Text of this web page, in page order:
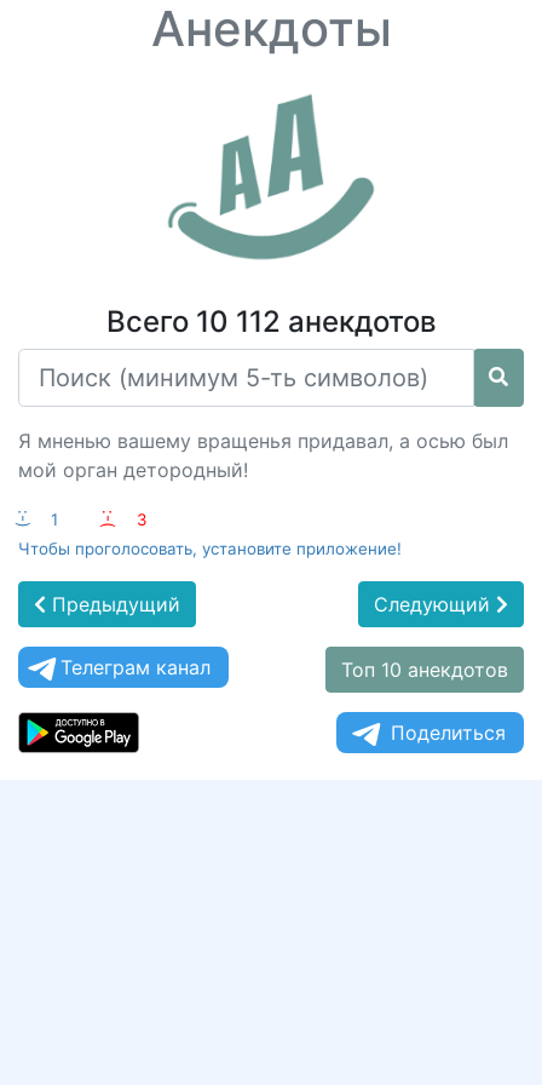
Анекдоты
Всего 10 112 анекдотов
Я мненью вашему вращенья придавал, а осью был
мой орган детородный!
:-) 1 :-(
3
Чтобы проголосовать, установите приложение!
Предыдущий Следующий
Телеграм канал Топ 10 анекдотов
Поделиться